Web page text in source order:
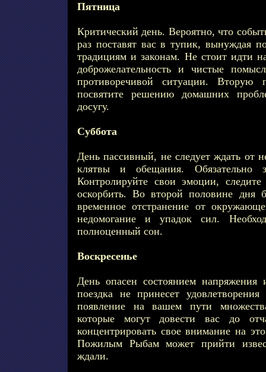
Пятница
Критический день. Вероятно, что
раз поставят вас в тупик, вынуждая
традициям и законам. Не стоит идти
доброжелательность и чистые
противоречивой ситуации. Вторую
посвятите решению домашних
досугу.
Суббота
День пассивный, не следует ждать от
клятвы и обещания. Обязательно
Контролируйте свои эмоции,
оскорбить. Во второй половине дня
временное отстранение от
недомогание и упадок сил.
полноценный сон.
Воскресенье
День опасен состоянием напряжения
поездка не принесет
появление на вашем пути
которые могут довести вас до
концентрировать свое внимание на
Пожилым Рыбам может прийти
ждали.